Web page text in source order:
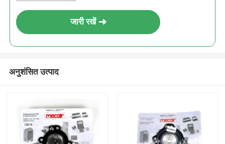
जारी रखें
अनुशंसित उत्पाद